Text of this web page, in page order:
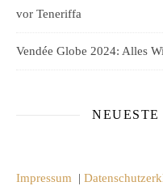
vor Teneriffa
Vendée Globe 2024: Alles
Impressum |